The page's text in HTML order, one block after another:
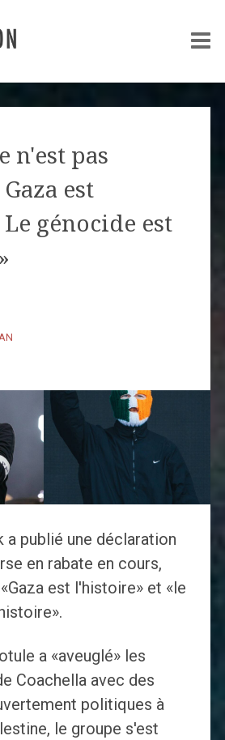
n'est pas
est
génocide est
a publié une déclaration
en rabate en cours,
est l'histoire» et «le
a «aveuglé» les
Coachella avec des
politiques à
le groupe s'est